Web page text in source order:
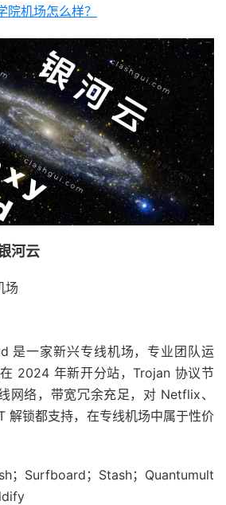
院机场怎么样？
河云
场
是一家新兴专线机场，专业团队运
2024 年新开分站，Trojan 协议节
网络，带宽冗余充足，对 Netflix、
解锁都支持，在专线机场中属于性价
；Surfboard；Stash；Quantumult